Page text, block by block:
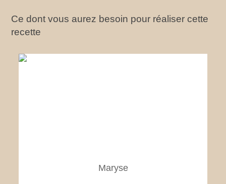
Ce dont vous aurez besoin pour réaliser cette
recette
Maryse